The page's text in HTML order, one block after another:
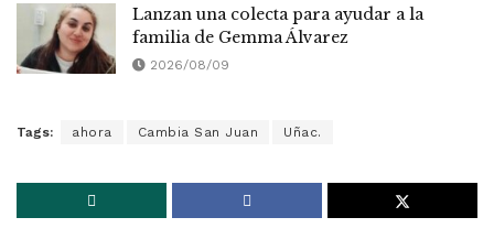
Lanzan una colecta para ayudar a la
familia de Gemma Álvarez
2026/08/09
Tags: ahora Cambia San Juan Uñac.